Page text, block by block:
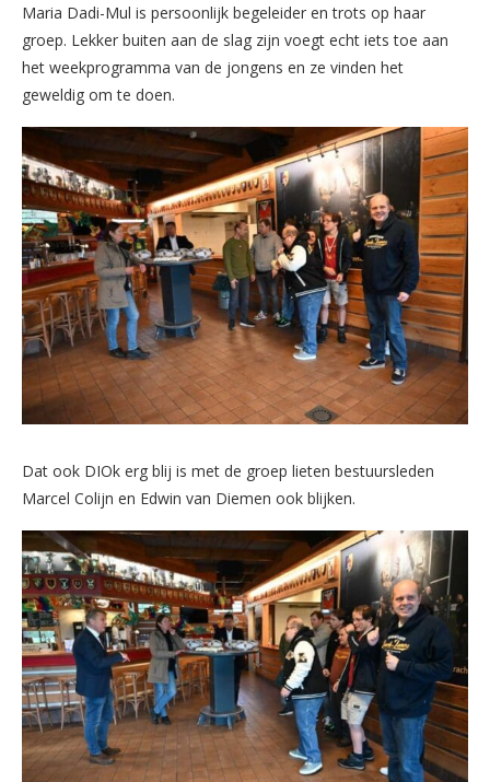
Maria Dadi-Mul is persoonlijk begeleider en trots op haar
groep. Lekker buiten aan de slag zijn voegt echt iets toe aan
het weekprogramma van de jongens en ze vinden het
geweldig om te doen.
Dat ook DIOk erg blij is met de groep lieten bestuursleden
Marcel Colijn en Edwin van Diemen ook blijken.